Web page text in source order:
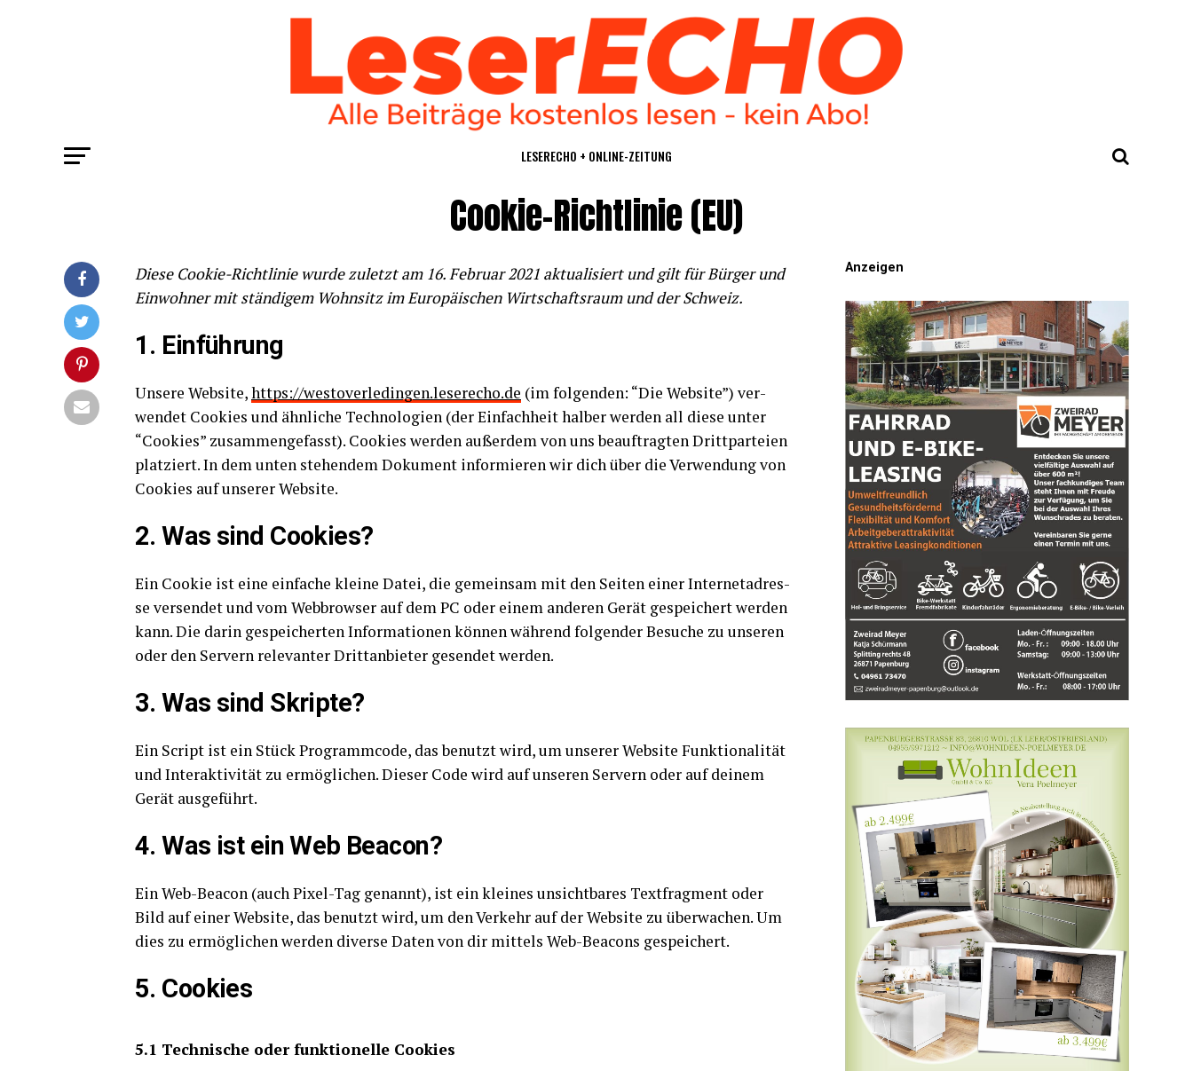
LESE­R­ECHO + ONLINE-ZEITUNG
Coo­kie-Richt­li­nie (EU)
Die­se Coo­kie-Richt­li­nie wur­de zuletzt am 16. Febru­ar 2021 aktua­li­siert und gilt für Bür­ger und
Ein­woh­ner mit stän­di­gem Wohn­sitz im Euro­päi­schen Wirt­schafts­raum und der Schweiz.
1. Ein­füh­rung
Unse­re Web­site,https://westoverledingen.leserecho.de (im fol­gen­den: “Die Web­site”) ver­
wen­det Coo­kies und ähn­li­che Tech­no­lo­gien (der Ein­fach­heit hal­ber wer­den all die­se unter
“Coo­kies” zusam­men­ge­fasst). Coo­kies wer­den außer­dem von uns beauf­trag­ten Dritt­par­tei­en
plat­ziert. In dem unten ste­hen­dem Doku­ment infor­mie­ren wir dich über die Ver­wen­dung von
Coo­kies auf unse­rer Website.
2. Was sind Cookies?
Ein Coo­kie ist eine ein­fa­che klei­ne Datei, die gemein­sam mit den Sei­ten einer Inter­net­adres­
se ver­sen­det und vom Web­brow­ser auf dem PC oder einem ande­ren Gerät gespei­chert wer­den
kann. Die dar­in gespei­cher­ten Infor­ma­tio­nen kön­nen wäh­rend fol­gen­der Besu­che zu unse­ren
oder den Ser­vern rele­van­ter Dritt­an­bie­ter gesen­det werden.
3. Was sind Skripte?
Ein Script ist ein Stück Pro­gramm­code, das benutzt wird, um unse­rer Web­site Funk­tio­na­li­tät
und Inter­ak­ti­vi­tät zu ermög­li­chen. Die­ser Code wird auf unse­ren Ser­vern oder auf dei­nem
Gerät ausgeführt.
4. Was ist ein Web Beacon?
Ein Web-Bea­con (auch Pixel-Tag genannt), ist ein klei­nes unsicht­ba­res Text­frag­ment oder
Bild auf einer Web­site, das benutzt wird, um den Ver­kehr auf der Web­site zu über­wa­chen. Um
dies zu ermög­li­chen wer­den diver­se Daten von dir mit­tels Web-Bea­cons gespeichert.
5. Coo­kies
5.1 Tech­ni­sche oder funk­tio­nel­le Cookies
Anzeigen